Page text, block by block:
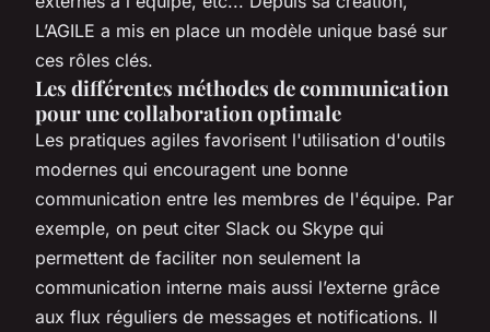
L’AGILE a mis en place un modèle unique basé sur
ces rôles clés.
Les différentes méthodes de communication
pour une collaboration optimale
Les pratiques agiles favorisent l'utilisation d'outils
modernes qui encouragent une bonne
communication entre les membres de l'équipe. Par
exemple, on peut citer Slack ou Skype qui
permettent de faciliter non seulement la
communication interne mais aussi l’externe grâce
aux flux réguliers de messages et notifications. Il